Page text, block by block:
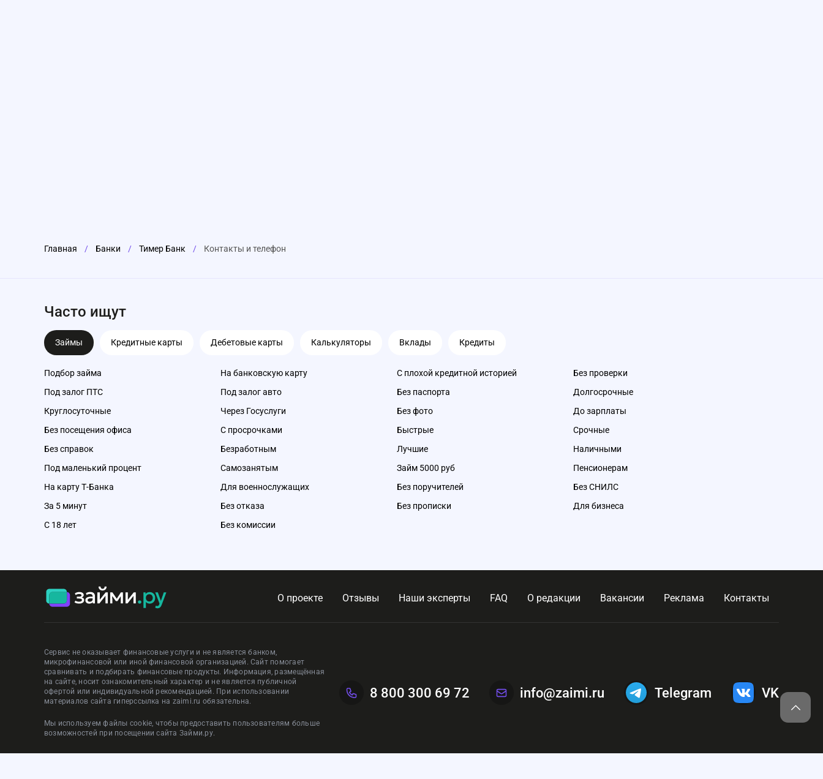
Главная / Банки / Тимер Банк / Контакты и телефон
Часто ищут
Займы Кредитные карты Дебетовые карты Калькуляторы Вклады Кредиты
Подбор займа
Под залог ПТС
Круглосуточные
Без посещения офиса
Без справок
Под маленький процент
На карту Т-Банка
За 5 минут
С 18 лет
На банковскую карту
Под залог авто
Через Госуслуги
С просрочками
Безработным
Самозанятым
Для военнослужащих
Без отказа
Без комиссии
С плохой кредитной историей
Без паспорта
Без фото
Быстрые
Лучшие
Займ 5000 руб
Без поручителей
Без прописки
Без проверки
Долгосрочные
До зарплаты
Срочные
Наличными
Пенсионерам
Без СНИЛС
Для бизнеса
О проекте Отзывы Наши эксперты FAQ О редакции Вакансии Реклама Контакты
Сервис не оказывает финансовые услуги и не является банком,
микрофинансовой или иной финансовой организацией. Сайт помогает
сравнивать и подбирать финансовые продукты. Информация, размещённая
на сайте, носит ознакомительный характер и не является публичной
офертой или индивидуальной рекомендацией. При использовании
материалов сайта гиперссылка на zaimi.ru обязательна.
Мы используем файлы cookie, чтобы предоставить пользователям больше
возможностей при посещении сайта Займи.ру.
8 800 300 69 72 info@zaimi.ru Telegram VK